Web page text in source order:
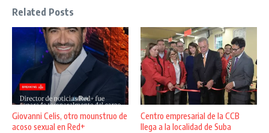
Related Posts
Giovanni Celis, otro mounstruo de
acoso sexual en Red+
Centro empresarial de la CCB
llega a la localidad de Suba